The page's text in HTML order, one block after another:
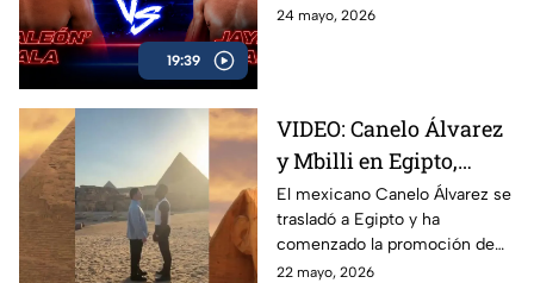
19:39
llena de golpes, emoción y
24 mayo, 2026
VIDEO: Canelo Álvarez
y Mbilli en Egipto,
tienen primer cara a
cara
El mexicano Canelo Álvarez se
trasladó a Egipto y ha
comenzado la promoción de
su combate ante el francés
22 mayo, 2026